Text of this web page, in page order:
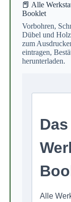
📕 Alle
Booklet
Vorbohren,
Dübel und
zum
eintragen,
herunterladen.